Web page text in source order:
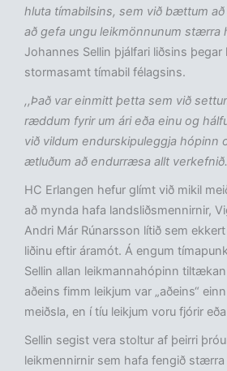
hluta tímabilsins, sem við bættum
að gefa ungu leikmönnunum stærra
Johannes Sellin þjálfari liðsins
stormasamt tímabil félagsins.
,,Það var einmitt þetta sem við
ræddum fyrir um ári eða einu og
við vildum endurskipuleggja hópinn
ætluðum að endurræsa allt
HC Erlangen hefur glímt við mikil
að mynda hafa landsliðsmennirnir,
Andri Már Rúnarsson lítið sem
liðinu eftir áramót. Á engum
Sellin allan leikmannahópinn
aðeins fimm leikjum var „aðeins“
meiðsla, en í tíu leikjum voru fjórir
Sellin segist vera stoltur af þeirri
leikmennirnir sem hafa fengið